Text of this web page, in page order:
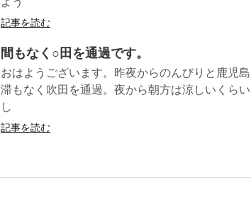
記事を読む
間もなく○田を通過です。
おはようございます。昨夜からのんびりと鹿児
滞もなく吹田を通過。夜から朝方は涼しいくら
し
記事を読む